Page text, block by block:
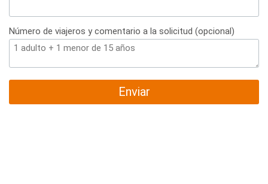
Número de viajeros y comentario a la solicitud (opcional)
Enviar